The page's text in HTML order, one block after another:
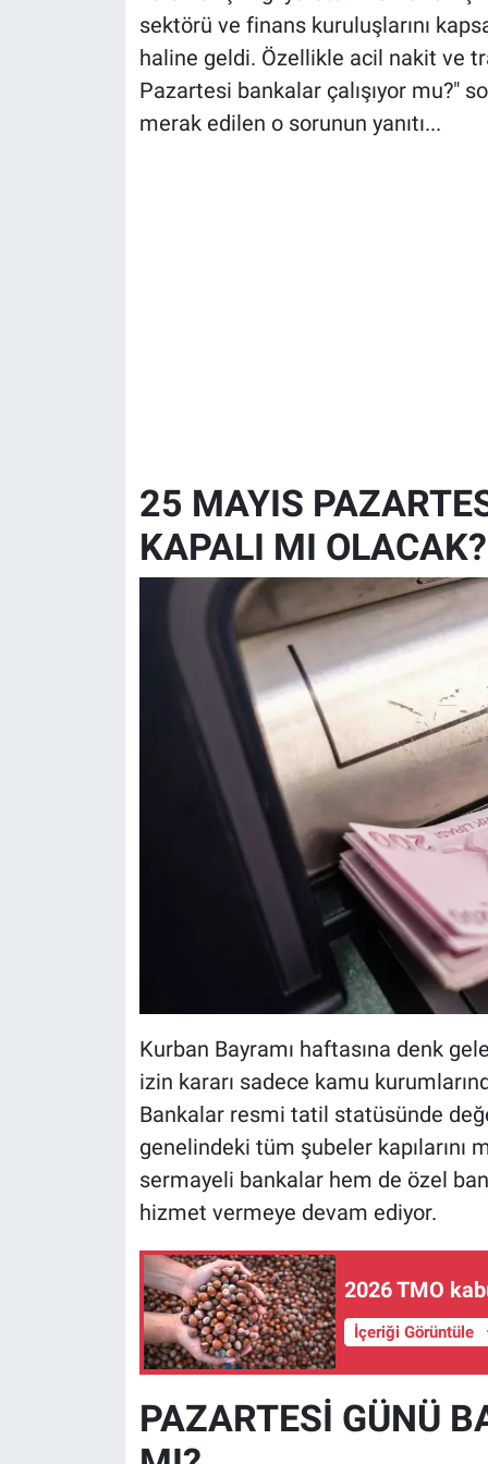
sektörü ve finans kuruluşlarını
haline geldi. Özellikle acil nakit ve
Pazartesi bankalar çalışıyor mu?"
merak edilen o sorunun yanıtı...
25 MAYIS
KAPALI MI OLACAK?
Kurban Bayramı haftasına denk
izin kararı sadece kamu
Bankalar resmi tatil statüsünde
genelindeki tüm şubeler kapılarını
sermayeli bankalar hem de özel
hizmet vermeye devam ediyor.
2026 TMO
İçeriği Görüntüle
PAZARTESİ GÜNÜ